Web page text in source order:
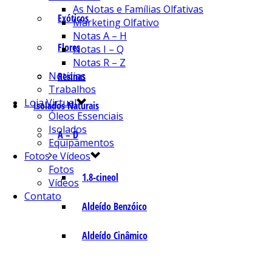
Exóticos
Flores
Resinas
Isolados Naturais
A – D
1.8-cineol
Aldeído Benzóico
Aldeído Cinâmico
As Notas e Famílias Olfativas
Marketing Olfativo
Notas A – H
Notas I – Q
Notas R – Z
Notícias
Trabalhos
Loja Virtual
Óleos Essenciais
Isolados
Equipamentos
Fotos e Vídeos
Fotos
Vídeos
Contato